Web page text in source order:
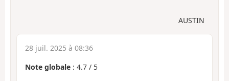
AUSTIN
28 juil. 2025 à 08:36
Note globale : 4.7 / 5